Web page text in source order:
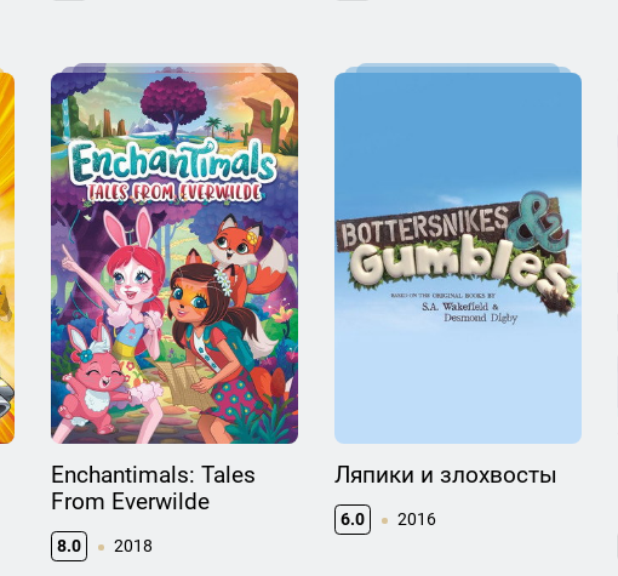
Enchantimals: Tales
From Everwilde
8.0 2018
Ляпики и злохвосты
6.0 2016